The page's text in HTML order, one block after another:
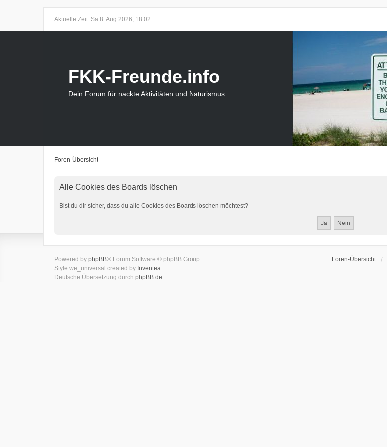
Aktuelle Zeit: Sa 8. Aug 2026, 18:02
FKK-Freunde.info
Dein Forum für nackte Aktivitäten und Naturismus
Foren-Übersicht
Alle Cookies des Boards löschen
Bist du dir sicher, dass du alle Cookies des Boards löschen möchtest?
Foren-Übersicht
Powered by phpBB® Forum Software © phpBB Group
Style we_universal created by Inventea.
Deutsche Übersetzung durch phpBB.de